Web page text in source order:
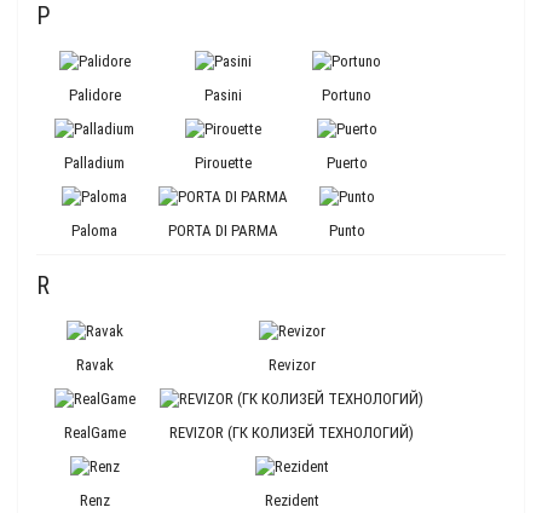
P
Palidore
Palladium
Paloma
Pasini
Pirouette
PORTA DI PARMA
Portuno
Puerto
Punto
R
Ravak
RealGame
Renz
Revizor
REVIZOR (ГК КОЛИЗЕЙ ТЕХНОЛОГИЙ)
Rezident